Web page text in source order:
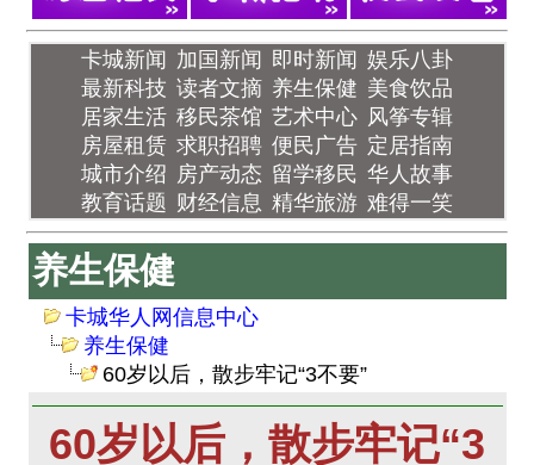
卡城新闻 加国新闻 即时新闻 娱乐八卦
最新科技 读者文摘 养生保健 美食饮品
居家生活 移民茶馆 艺术中心 风筝专辑
房屋租赁 求职招聘 便民广告 定居指南
城市介绍 房产动态 留学移民 华人故事
教育话题 财经信息 精华旅游 难得一笑
养生保健
卡城华人网信息中心
养生保健
60岁以后，散步牢记“3不要”
60岁以后，散步牢记“3